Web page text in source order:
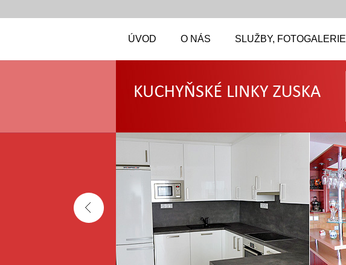
ÚVOD O NÁS SLUŽBY, FOTOGALERIE